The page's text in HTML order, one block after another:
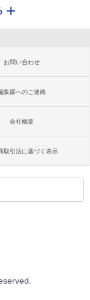
お問い合わせ
集部へのご連絡
会社概要
取引法に基づく表示